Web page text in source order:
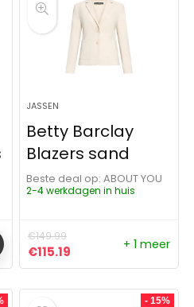
€69.99.
€56.69.
JASSEN
Betty Barclay
Blazers sand
Beste deal op:
ABOUT YOU
2-4 werkdagen in huis
€149.99
Oorspronkelijke prijs was:
€115.19 Huidige prijs is:
+ 1 meer
- 15%